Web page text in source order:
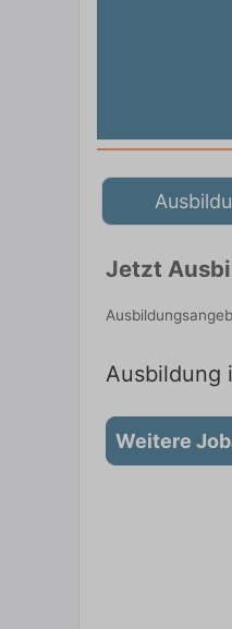
Jetzt
Ausbildung
Weitere